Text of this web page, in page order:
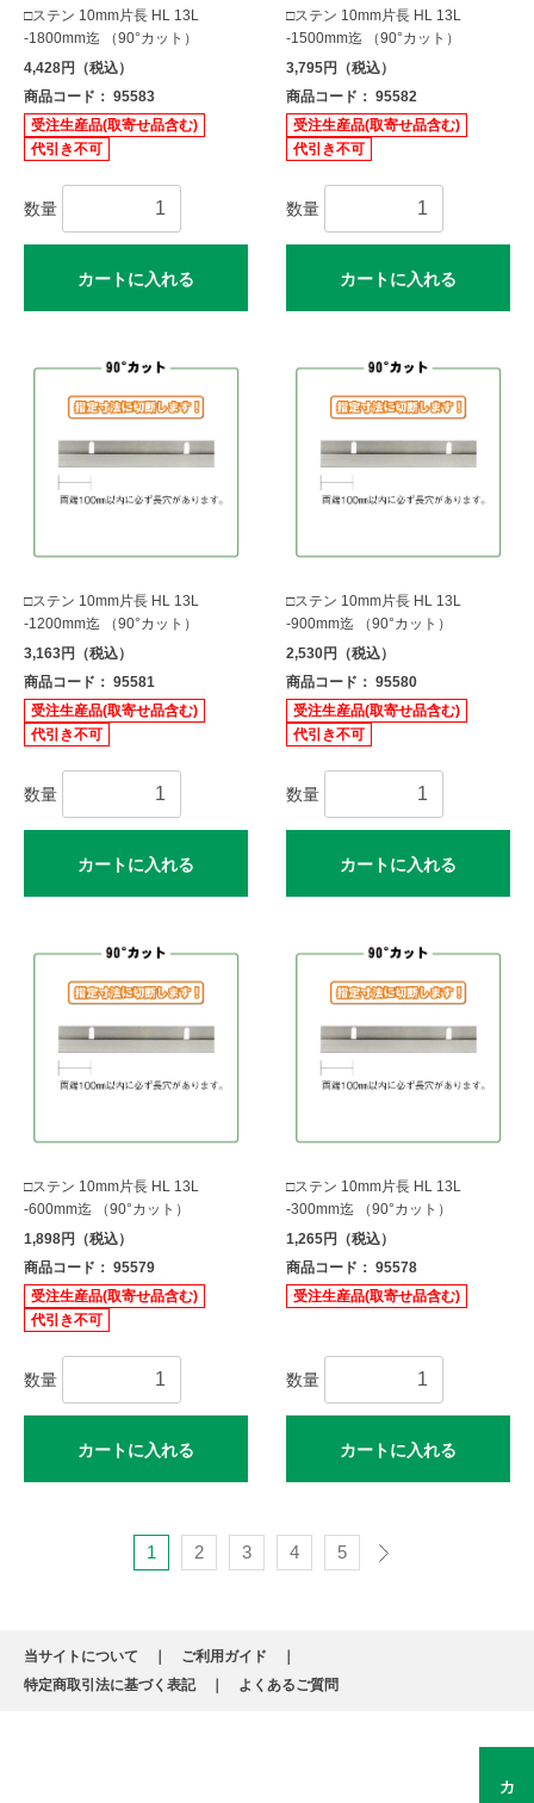
□ステン 10mm片長 HL 13L
-1800mm迄 （90°カット）
4,428円（税込）
商品コード： 95583
受注生産品(取寄せ品含む)
代引き不可
数量
カートに入れる
□ステン 10mm片長 HL 13L
-1500mm迄 （90°カット）
3,795円（税込）
商品コード： 95582
受注生産品(取寄せ品含む)
代引き不可
数量
カートに入れる
□ステン 10mm片長 HL 13L
-1200mm迄 （90°カット）
3,163円（税込）
商品コード： 95581
受注生産品(取寄せ品含む)
代引き不可
数量
カートに入れる
□ステン 10mm片長 HL 13L
-900mm迄 （90°カット）
2,530円（税込）
商品コード： 95580
受注生産品(取寄せ品含む)
代引き不可
数量
カートに入れる
□ステン 10mm片長 HL 13L
-600mm迄 （90°カット）
1,898円（税込）
商品コード： 95579
受注生産品(取寄せ品含む)
代引き不可
数量
カートに入れる
□ステン 10mm片長 HL 13L
-300mm迄 （90°カット）
1,265円（税込）
商品コード： 95578
受注生産品(取寄せ品含む)
数量
カートに入れる
1 2 3 4 5
当サイトについて
ご利用ガイド
特定商取引法に基づく表記
よくあるご質問